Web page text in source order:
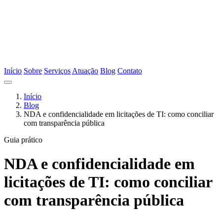
Início Sobre Serviços Atuação Blog Contato
Início
Blog
NDA e confidencialidade em licitações de TI: como conciliar
com transparência pública
Guia prático
NDA e confidencialidade em
licitações de TI: como conciliar
com transparência pública